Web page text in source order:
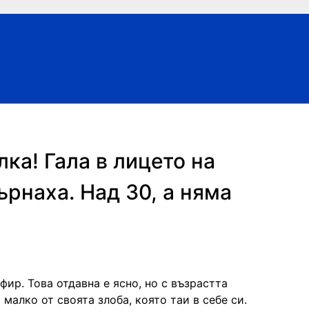
Гала в лицето на
Над 30, а няма
Това отдавна е ясно, но с възрастта
от своята злоба, която таи в себе си.